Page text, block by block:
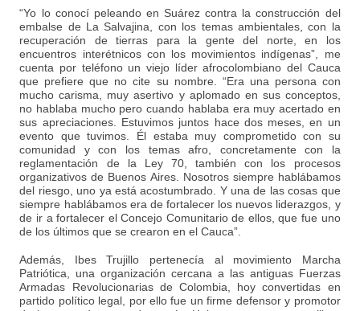
“Yo lo conocí peleando en Suárez contra la construcción del
embalse de La Salvajina, con los temas ambientales, con la
recuperación de tierras para la gente del norte, en los
encuentros interétnicos con los movimientos indígenas”, me
cuenta por teléfono un viejo líder afrocolombiano del Cauca
que prefiere que no cite su nombre. “Era una persona con
mucho carisma, muy asertivo y aplomado en sus conceptos,
no hablaba mucho pero cuando hablaba era muy acertado en
sus apreciaciones. Estuvimos juntos hace dos meses, en un
evento que tuvimos. Él estaba muy comprometido con su
comunidad y con los temas afro, concretamente con la
reglamentación de la Ley 70, también con los procesos
organizativos de Buenos Aires. Nosotros siempre hablábamos
del riesgo, uno ya está acostumbrado. Y una de las cosas que
siempre hablábamos era de fortalecer los nuevos liderazgos, y
de ir a fortalecer el Concejo Comunitario de ellos, que fue uno
de los últimos que se crearon en el Cauca”.
Además, Ibes Trujillo pertenecía al movimiento Marcha
Patriótica, una organización cercana a las antiguas Fuerzas
Armadas Revolucionarias de Colombia, hoy convertidas en
partido político legal, por ello fue un firme defensor y promotor